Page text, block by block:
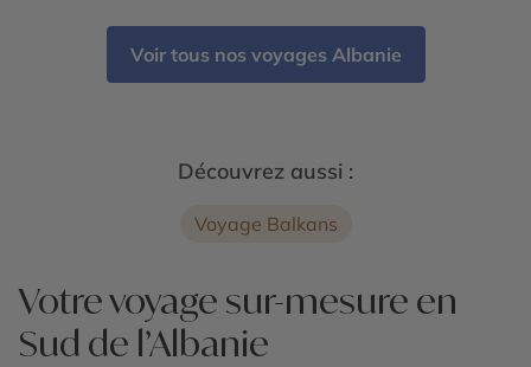
Divjakë-Karavasta - Apollonia - Château de Rozafa
- Parc national de Theth - Alpes albanaises
Voir tous nos voyages Albanie
Découvrez aussi :
Voyage Balkans
Votre voyage sur-mesure en
Sud de l’Albanie